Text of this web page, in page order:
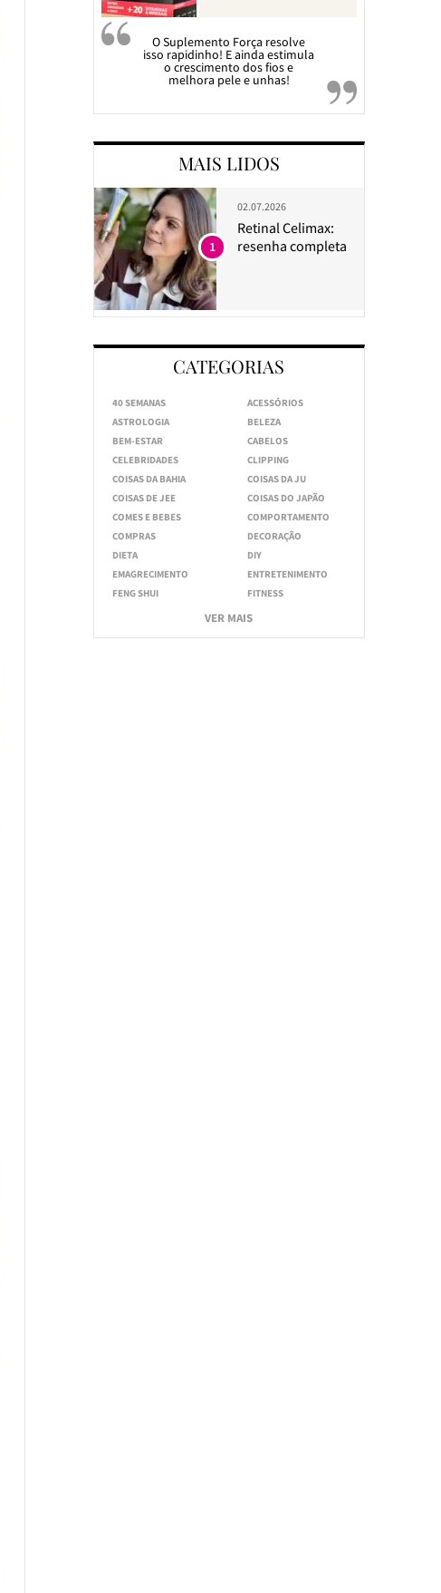
O Suplemento Força resolve
isso rapidinho! E ainda estimula
o crescimento dos fios e
melhora pele e unhas!
MAIS LIDOS
02.07.2026
Retinal Celimax:
resenha completa
1
CATEGORIAS
40 SEMANAS
ACESSÓRIOS
ASTROLOGIA
BELEZA
BEM-ESTAR
CABELOS
CELEBRIDADES
CLIPPING
COISAS DA BAHIA
COISAS DA JU
COISAS DE JEE
COISAS DO JAPÃO
COMES E BEBES
COMPORTAMENTO
COMPRAS
DECORAÇÃO
DIETA
DIY
EMAGRECIMENTO
ENTRETENIMENTO
FENG SHUI
FITNESS
VER MAIS